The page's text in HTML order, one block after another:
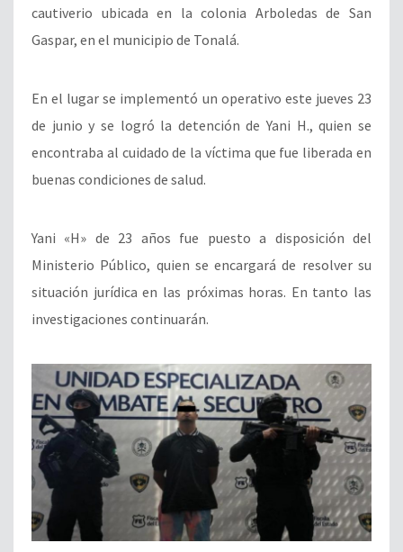
cautiverio ubicada en la colonia Arboledas de San
Gaspar, en el municipio de Tonalá.
En el lugar se implementó un operativo este jueves 23
de junio y se logró la detención de Yani H., quien se
encontraba al cuidado de la víctima que fue liberada en
buenas condiciones de salud.
Yani «H» de 23 años fue puesto a disposición del
Ministerio Público, quien se encargará de resolver su
situación jurídica en las próximas horas. En tanto las
investigaciones continuarán.